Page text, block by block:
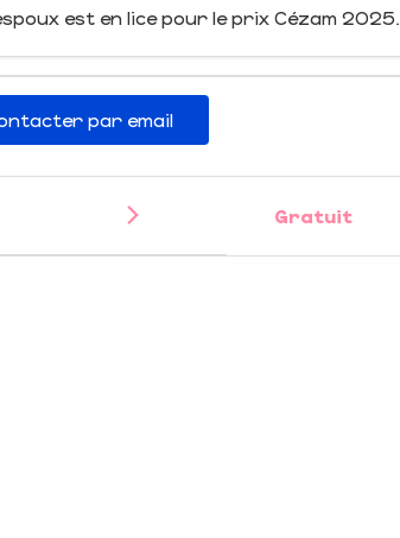
est en lice pour le prix Cézam 2025.
par email
Gratuit